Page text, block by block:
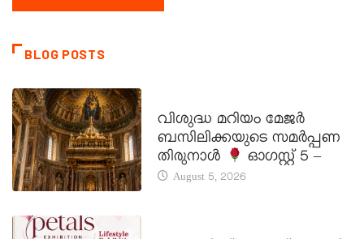
BLOG POSTS
വിശുദ്ധ മറിയം മേജർ
ബസിലിക്കയുടെ സമർപ്പണ
തിരുനാൾ
ഓഗസ്റ്റ് 5 –
August 5, 2026